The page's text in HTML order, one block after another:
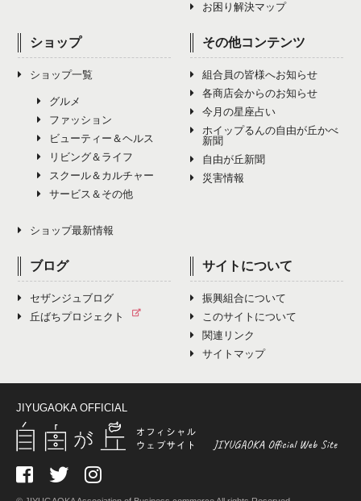
お困り解決マップ
ショップ
ショップ一覧
グルメ
ファッション
ビューティー＆ヘルス
リビング＆ライフ
スクール＆カルチャー
サービス＆その他
ショップ最新情報
その他コンテンツ
組合員の皆様へお知らせ
各商店会からのお知らせ
今月の星座占い
ホイップるんの自由が丘かべ
新聞
自由が丘新聞
災害情報
ブログ
セザンジュブログ
丘ばちプロジェクト
サイトについて
振興組合について
このサイトについて
関連リンク
サイトマップ
JIYUGAOKA OFFICIAL